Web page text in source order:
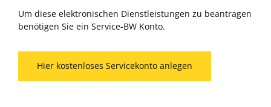
Um diese elektronischen Dienstleistungen zu beantragen
benötigen Sie ein Service-BW Konto.
Hier kostenloses Servicekonto anlegen